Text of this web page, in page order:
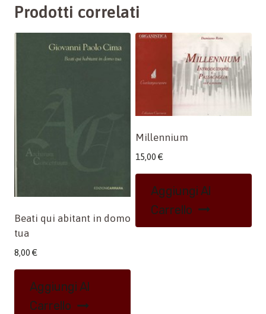
Prodotti correlati
Beati qui abitant in domo
tua
8,00 €
Aggiungi Al
Carrello
Millennium
15,00 €
Aggiungi Al
Carrello